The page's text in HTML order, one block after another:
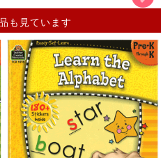
も見ています